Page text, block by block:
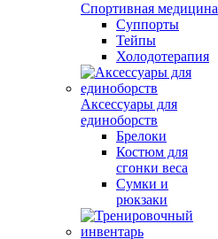
Спортивная медицина
Суппорты
Тейпы
Холодотерапия
Аксессуары для
единоборств
Брелоки
Костюм для
сгонки веса
Сумки и
рюкзаки